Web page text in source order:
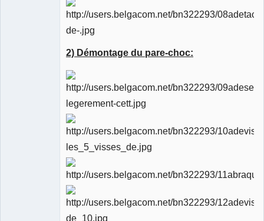
2) Démontage du pare-choc: